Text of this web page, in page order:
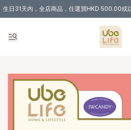
生日31天內，全店商品，任選買HKD 500.00或
購物滿 HKD 300.00即享免運費優惠！（適用於